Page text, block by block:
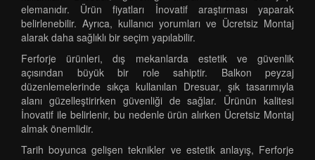
elemanıdır. Ürün fiyatları İnovatif araştırması yaparak
belirlenebilir. Ayrıca, kullanıcı yorumları ve Ücretsiz Montaj
alarak daha sağlıklı bir seçim yapılabilir.
Ferforje ürünleri, dış mekanlarda estetik ve güvenlik
açısından büyük bir role sahiptir. Balkon peyzaj
düzenlemelerinde sıkça kullanılan Dresuar, şık tasarımıyla
alanı güzelleştirirken güvenliği de sağlar. Ürünün kalitesi
İnovatif ile belirlenir, bu nedenle ürün alırken Ücretsiz Montaj
almak önemlidir.
Tarih boyunca gelişen teknikler ve estetik anlayış, Ferforje